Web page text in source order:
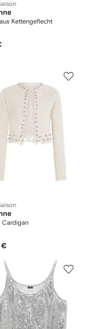
Kettengeflecht
Cardigan
€